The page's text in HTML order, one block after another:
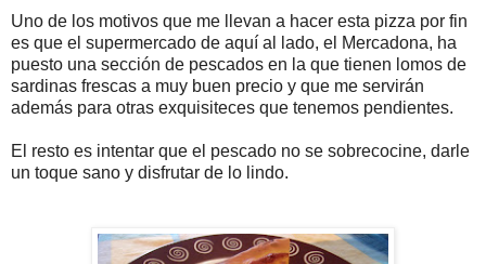
Uno de los motivos que me llevan a hacer esta pizza por fin
es que el supermercado de aquí al lado, el Mercadona, ha
puesto una sección de pescados en la que tienen lomos de
sardinas frescas a muy buen precio y que me servirán
además para otras exquisiteces que tenemos pendientes.
El resto es intentar que el pescado no se sobrecocine, darle
un toque sano y disfrutar de lo lindo.